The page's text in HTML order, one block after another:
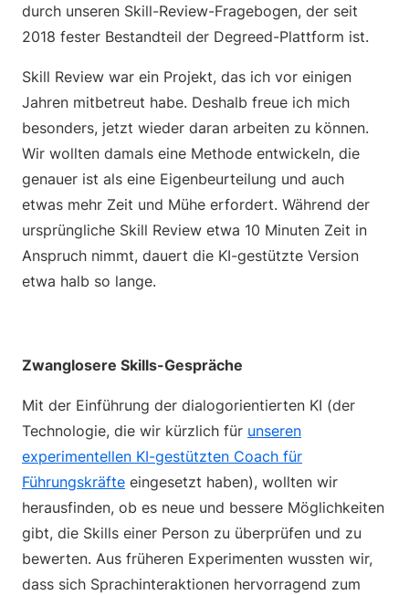
durch unseren Skill-Review-Fragebogen, der seit
2018 fester Bestandteil der Degreed-Plattform ist.
Skill Review war ein Projekt, das ich vor einigen
Jahren mitbetreut habe. Deshalb freue ich mich
besonders, jetzt wieder daran arbeiten zu können.
Wir wollten damals eine Methode entwickeln, die
genauer ist als eine Eigenbeurteilung und auch
etwas mehr Zeit und Mühe erfordert. Während der
ursprüngliche Skill Review etwa 10 Minuten Zeit in
Anspruch nimmt, dauert die KI-gestützte Version
etwa halb so lange.
Zwanglosere Skills-Gespräche
Mit der Einführung der dialogorientierten KI (der
Technologie, die wir kürzlich für unseren
experimentellen KI-gestützten Coach für
Führungskräfte eingesetzt haben), wollten wir
herausfinden, ob es neue und bessere Möglichkeiten
gibt, die Skills einer Person zu überprüfen und zu
bewerten. Aus früheren Experimenten wussten wir,
dass sich Sprachinteraktionen hervorragend zum